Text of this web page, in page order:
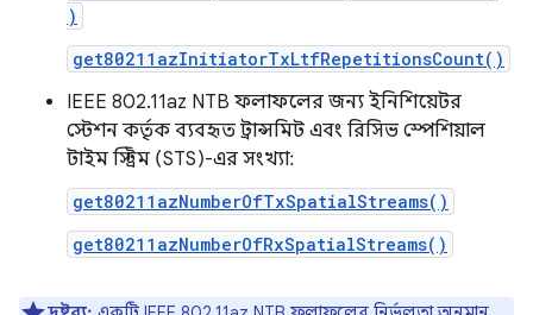
)
get80211azInitiatorTxLtfRepetitionsCount()
IEEE 802.11az NTB ফলাফলের জন্য ইনিশিয়েটর
স্টেশন কর্তৃক ব্যবহৃত ট্রান্সমিট এবং রিসিভ স্পেশিয়াল
টাইম স্ট্রিম (STS)-এর সংখ্যা:
get80211azNumberOfTxSpatialStreams()
get80211azNumberOfRxSpatialStreams()